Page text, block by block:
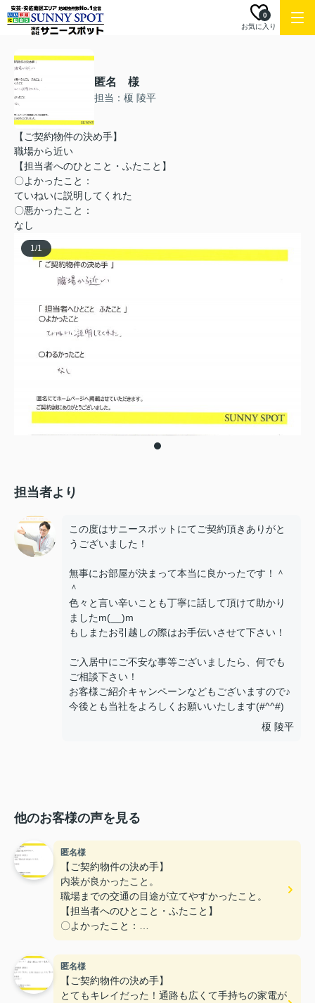
お気に入り
0
匿名 様
担当：榎 陵平
【ご契約物件の決め手】
職場から近い
【担当者へのひとこと・ふたこと】
〇よかったこと：
ていねいに説明してくれた
〇悪かったこと：
なし
1/1
担当者より
この度はサニースポットにてご契約頂きありがと
うございました！
無事にお部屋が決まって本当に良かったです！＾
＾
色々と言い辛いことも丁寧に話して頂けて助かり
ましたm(__)m
もしまたお引越しの際はお手伝いさせて下さい！
ご入居中にご不安な事等ございましたら、何でも
ご相談下さい！
お客様ご紹介キャンペーンなどもございますので♪
今後とも当社をよろしくお願いいたします(#^^#)
榎 陵平
他のお客様の声を見る
匿名様
【ご契約物件の決め手】
内装が良かったこと。
職場までの交通の目途が立てやすかったこと。
【担当者へのひとこと・ふたこと】
〇よかったこと：
こまかい所まで丁寧な対応をありがとうございまし
た。
〇悪かったこと：
匿名様
【ご契約物件の決め手】
とてもキレイだった！通路も広くて手持ちの家電が